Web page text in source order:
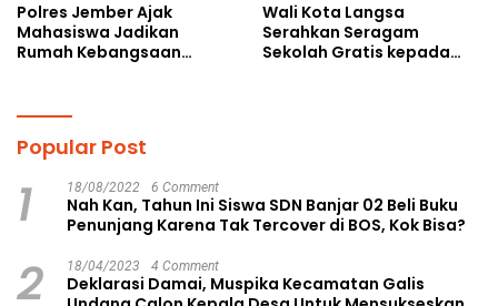
Polres Jember Ajak
Mahasiswa Jadikan
Rumah Kebangsaan
Wali Kota Langsa
Serahkan Seragam
Sekolah Gratis kepada
Popular Post
1 18/08/2022 6 Comment
Nah Kan, Tahun Ini Siswa SDN Banjar 02 Beli Buku
Penunjang Karena Tak Tercover di BOS, Kok Bisa?
2 18/04/2023 4 Comment
Deklarasi Damai, Muspika Kecamatan Galis